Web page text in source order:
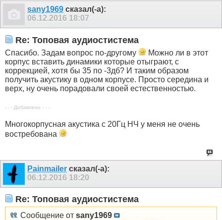
sany1969 сказал(-а):
06.12.2016 18:07
Re: Топовая аудиостистема
Спасибо. Задам вопрос по-другому
Можно ли в этот
корпус вставить динамики которые отыграют, с
коррекцией, хотя бы 35 по -3дб? И таким образом
получить акустику в одном корпусе. Просто середина и
верх, ну очень порадовали своей естественностью.
- - - Добавлено - - -
Многокорпусная акустика с 20Гц НЧ у меня не очень
востребована
Painmailer сказал(-а):
06.12.2016 18:20
Re: Топовая аудиостистема
Сообщение от sany1969